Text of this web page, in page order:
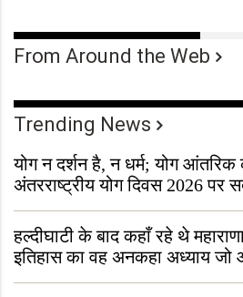
From Around the Web
Trending News
योग न दर्शन है, न धर्म; योग आंतरिक
अंतरराष्ट्रीय योग दिवस 2026 पर
हल्दीघाटी के बाद कहाँ रहे थे
इतिहास का वह अनकहा अध्याय जो
जीवित है